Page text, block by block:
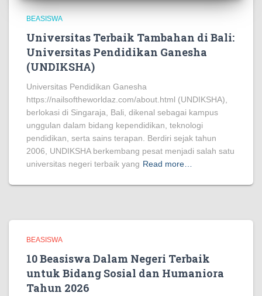
BEASISWA
Universitas Terbaik Tambahan di Bali:
Universitas Pendidikan Ganesha
(UNDIKSHA)
Universitas Pendidikan Ganesha
https://nailsoftheworldaz.com/about.html (UNDIKSHA),
berlokasi di Singaraja, Bali, dikenal sebagai kampus
unggulan dalam bidang kependidikan, teknologi
pendidikan, serta sains terapan. Berdiri sejak tahun
2006, UNDIKSHA berkembang pesat menjadi salah satu
universitas negeri terbaik yang Read more…
BEASISWA
10 Beasiswa Dalam Negeri Terbaik
untuk Bidang Sosial dan Humaniora
Tahun 2026